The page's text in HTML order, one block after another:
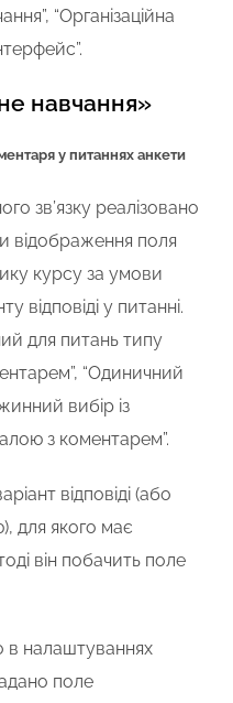
“Організаційна
навчання»
у питаннях анкети
зв’язку реалізовано
відображення поля
курсу за умови
відповіді у питанні.
для питань типу
“Одиничний
вибір із
з коментарем”.
відповіді (або
для якого має
він побачить поле
в налаштуваннях
поле